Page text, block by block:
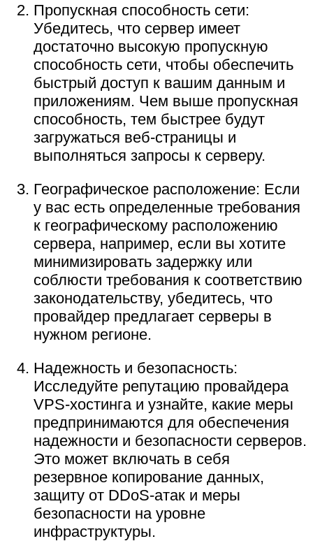
Пропускная способность сети:
Убедитесь, что сервер имеет
достаточно высокую пропускную
способность сети, чтобы обеспечить
быстрый доступ к вашим данным и
приложениям. Чем выше пропускная
способность, тем быстрее будут
загружаться веб-страницы и
выполняться запросы к серверу.
Географическое расположение: Если
у вас есть определенные требования
к географическому расположению
сервера, например, если вы хотите
минимизировать задержку или
соблюсти требования к соответствию
законодательству, убедитесь, что
провайдер предлагает серверы в
нужном регионе.
Надежность и безопасность:
Исследуйте репутацию провайдера
VPS-хостинга и узнайте, какие меры
предпринимаются для обеспечения
надежности и безопасности серверов.
Это может включать в себя
резервное копирование данных,
защиту от DDoS-атак и меры
безопасности на уровне
инфраструктуры.